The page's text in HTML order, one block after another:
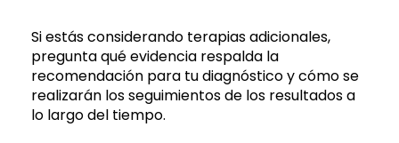
Si estás considerando terapias adicionales,
pregunta qué evidencia respalda la
recomendación para tu diagnóstico y cómo se
realizarán los seguimientos de los resultados a
lo largo del tiempo.